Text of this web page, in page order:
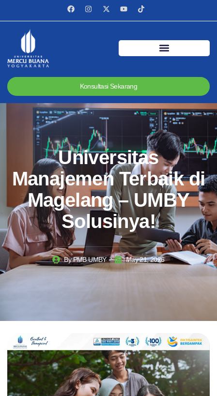
Konsultasi Sekarang
Universitas
Manajemen Terbaik di
Magelang – UMBY
Solusinya!
ByPMB UMBY May 21, 2026